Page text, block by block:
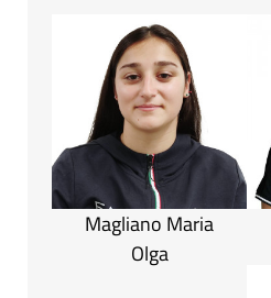
Magliano Maria
Olga